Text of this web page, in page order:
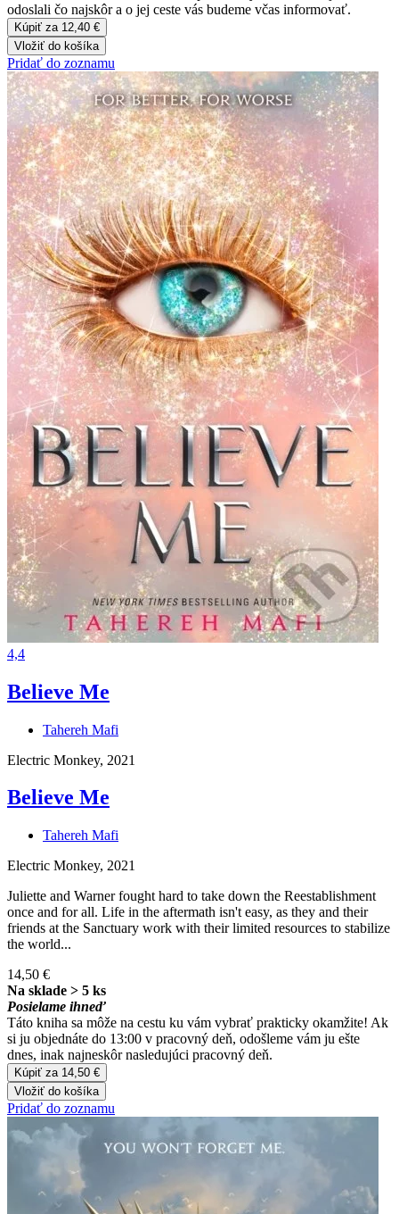
odoslali čo najskôr a o jej ceste vás budeme včas informovať.
Kúpiť za 12,40 €
Vložiť do košíka
Pridať do zoznamu
4,4
Believe Me
Tahereh Mafi
Electric Monkey, 2021
Believe Me
Tahereh Mafi
Electric Monkey, 2021
Juliette and Warner fought hard to take down the Reestablishment
once and for all. Life in the aftermath isn't easy, as they and their
friends at the Sanctuary work with their limited resources to stabilize
the world...
14,50 €
Na sklade > 5 ks
Posielame ihneď
Táto kniha sa môže na cestu ku vám vybrať prakticky okamžite! Ak
si ju objednáte do 13:00 v pracovný deň, odošleme vám ju ešte
dnes, inak najneskôr nasledujúci pracovný deň.
Kúpiť za 14,50 €
Vložiť do košíka
Pridať do zoznamu